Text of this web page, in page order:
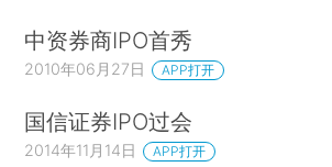
中资券商IPO首秀
2010年06月27日 APP打开
国信证券IPO过会
2014年11月14日 APP打开